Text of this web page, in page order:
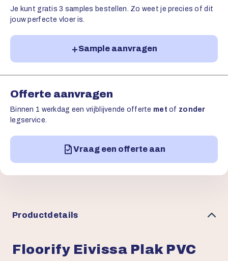
Je kunt gratis 3 samples bestellen. Zo weet je precies of dit
jouw perfecte vloer is.
Sample aanvragen
Offerte aanvragen
Binnen 1 werkdag een vrijblijvende offerte met of zonder
legservice.
Vraag een offerte aan
Productdetails
Floorify Eivissa Plak PVC